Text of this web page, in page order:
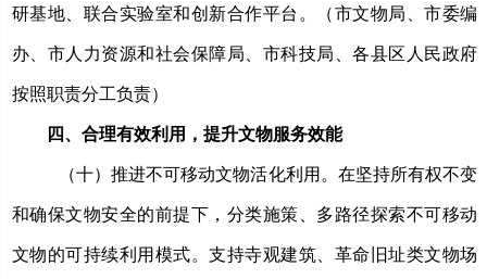
研基地、联合实验室和创新合作平台。（市文物局、市委编
办、市人力资源和社会保障局、市科技局、各县区人民政府
按照职责分工负责）
四、合理有效利用，提升文物服务效能
（十）推进不可移动文物活化利用。 在坚持所有权不变
和确保文物安全的前提下，分类施策、多路径探索不可移动
文物的可持续利用模式。支持寺观建筑、革命旧址类文物场